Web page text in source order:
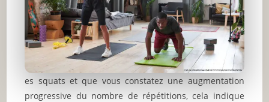
es squats et que vous constatez une augmentation
progressive du nombre de répétitions, cela indique